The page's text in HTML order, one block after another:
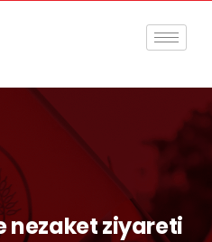
nezaket ziyareti